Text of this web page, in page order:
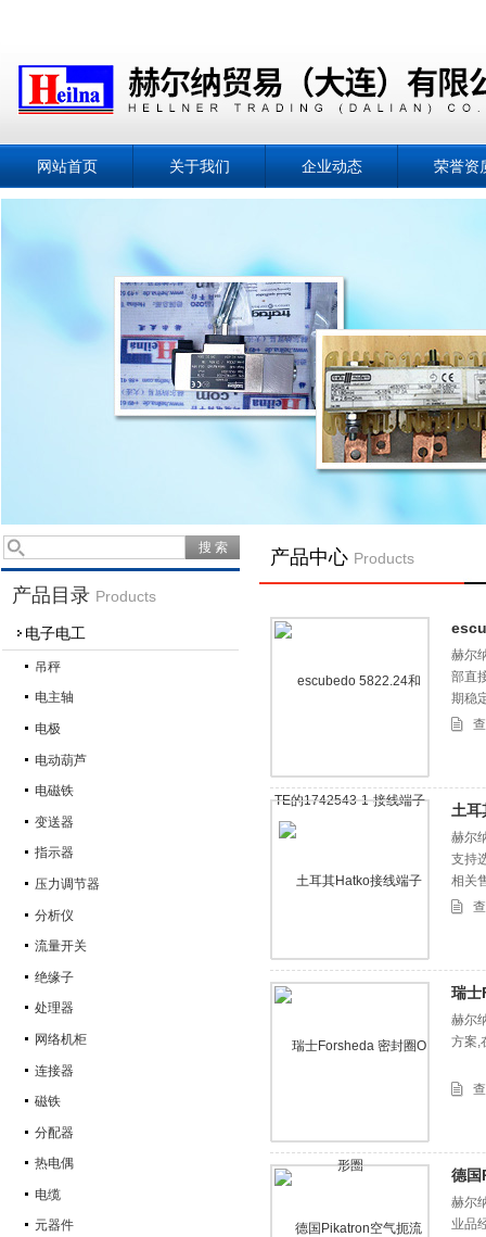
网站首页 关于我们 企业动态 荣誉资
产品目录 Products
电子电工
吊秤
电主轴
电极
电动葫芦
电磁铁
变送器
指示器
压力调节器
分析仪
流量开关
绝缘子
处理器
网络机柜
连接器
磁铁
分配器
热电偶
电缆
元器件
产品中心 Products
赫尔
部直
期稳
土
赫尔
支持
相关
瑞士
赫尔
方案,
德国
赫尔
业品